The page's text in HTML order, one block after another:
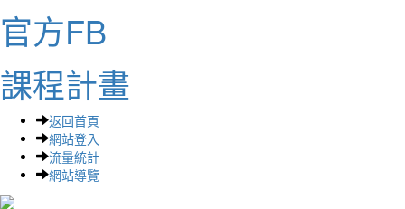
官方FB
課程計畫
返回首頁
網站登入
流量統計
網站導覽